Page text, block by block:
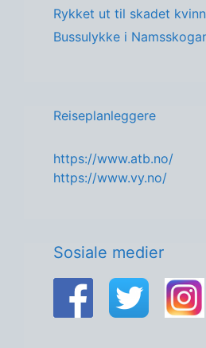
Rykket ut til skadet
Bussulykke i
Reiseplanleggere
https://www.atb.no/
https://www.vy.no/
Sosiale medier